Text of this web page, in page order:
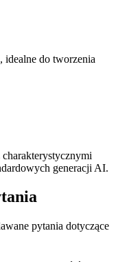
idealne do tworzenia
generacji AI.
pytania dotyczące